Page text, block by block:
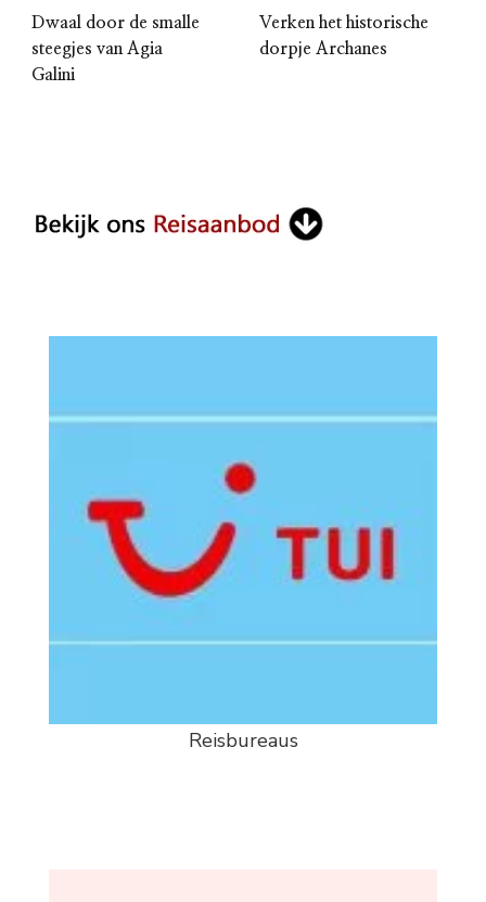
Dwaal door de smalle
steegjes van Agia
Galini
Verken het historische
dorpje Archanes
Reisbureaus